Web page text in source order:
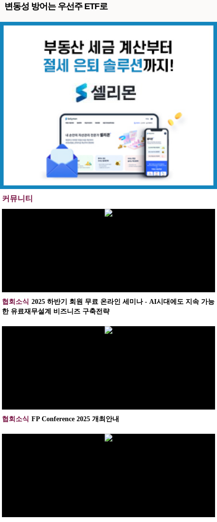
변동성 방어는 우선주 ETF로
커뮤니티
협회소식 2025 하반기 회원 무료 온라인 세미나 - AI시대에도 지속 가능
한 유료재무설계 비즈니즈 구축전략
협회소식 FP Conference 2025 개최안내